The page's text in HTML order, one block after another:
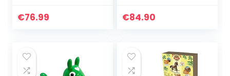
€76.99
31 x 73 cm, vanaf
€84.90